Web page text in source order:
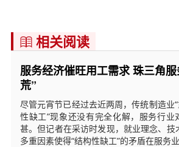
 相关阅读
服务经济催旺用工需求 珠三角
荒”
尽管元宵节已经过去近两周，传统制造业
性缺工”现象还没有完全化解，服务行业
甚。但记者在采访时发现，就业理念、技
多重因素使得“结构性缺工”的矛盾在服务业